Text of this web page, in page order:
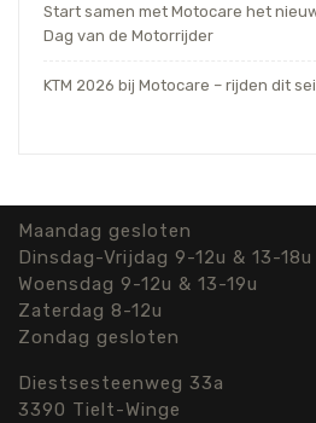
Start samen met Motocare het
Dag van de Motorrijder
KTM 2026 bij Motocare – rijden dit
Maandag gesloten
Dinsdag-Vrijdag 9-12u & 13-18u
Woensdag 9-12u & 13-19u
Zaterdag 8-12u
Zondag gesloten
Diestsesteenweg 33a
3390 Tielt-Winge